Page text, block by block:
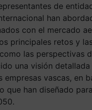
de
han
con el mercado
principales retos y
las perspectivas
una visión
vascas, en
que han diseñado